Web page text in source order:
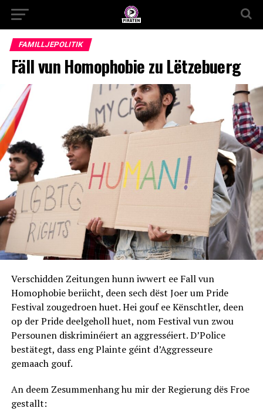
FAMILLJEPOLITIK
Fäll vun Homophobie zu Lëtzebuerg
Verschidden Zeitungen hunn iwwert ee Fall vun
Homophobie beriicht, deen sech dëst Joer um Pride
Festival zougedroen huet. Hei gouf ee Kënschtler, deen
op der Pride deelgeholl huet, nom Festival vun zwou
Persounen diskriminéiert an aggresséiert. D’Police
bestätegt, dass eng Plainte géint d’Aggresseure
gemaach gouf.
An deem Zesummenhang hu mir der Regierung dës Froe
gestallt: